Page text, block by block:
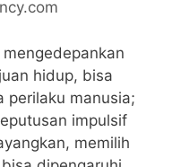
hidup, bisa
perilaku manusia;
impulsif
memilih